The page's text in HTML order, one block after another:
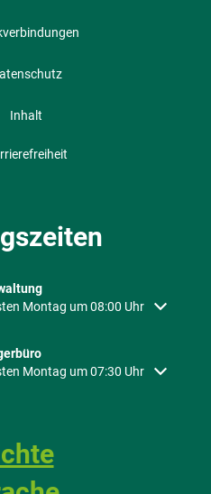
Inhalt
oder Schließzeiten auszublenden
Montag um 08:00 Uhr
oder Schließzeiten auszublenden
Montag um 07:30 Uhr